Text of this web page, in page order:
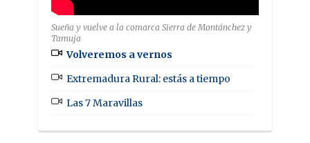
Sueña y vuelve a la comarca Sierra de Montánchez y
Tamuja
Volveremos a vernos
Extremadura Rural: estás a tiempo
Las 7 Maravillas